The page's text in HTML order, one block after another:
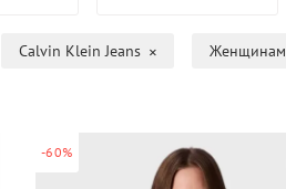
Calvin Klein Jeans Женщинам
-60%